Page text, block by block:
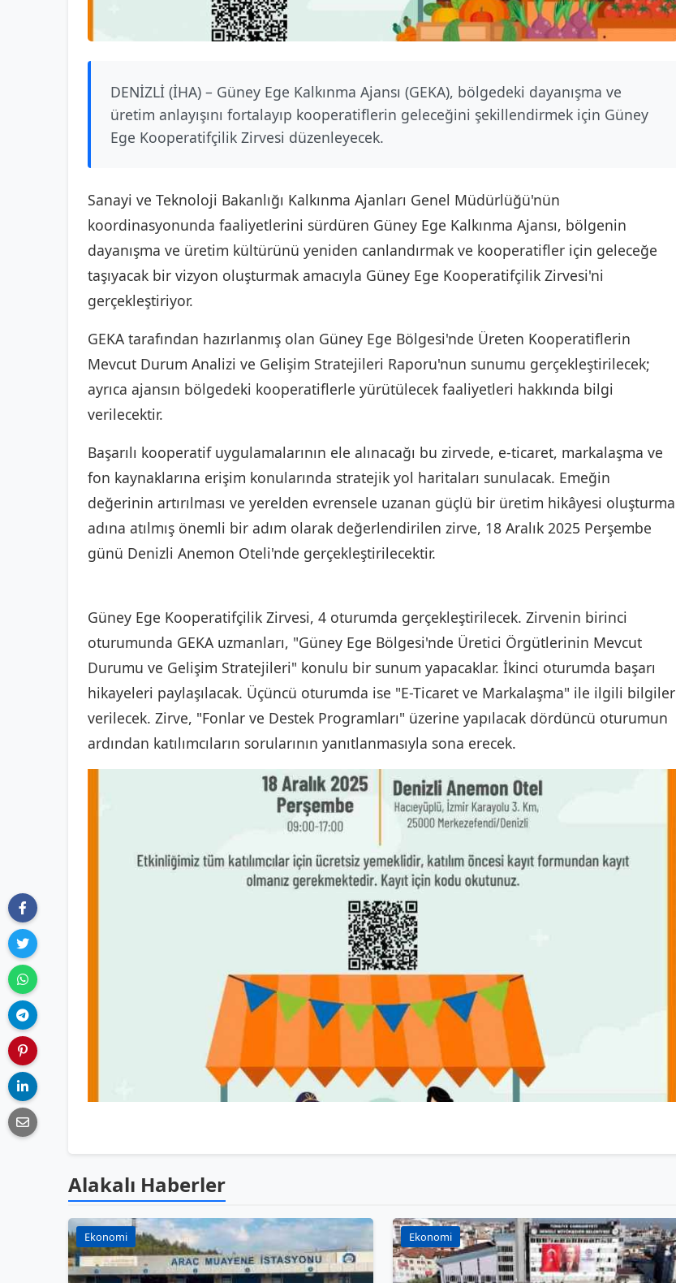
DENİZLİ (İHA) – Güney Ege Kalkınma Ajansı (GEKA), bölgedeki dayanışma ve
üretim anlayışını fortalayıp kooperatiflerin geleceğini şekillendirmek için Güney
Ege Kooperatifçilik Zirvesi düzenleyecek.
Sanayi ve Teknoloji Bakanlığı Kalkınma Ajanları Genel Müdürlüğü'nün
koordinasyonunda faaliyetlerini sürdüren Güney Ege Kalkınma Ajansı, bölgenin
dayanışma ve üretim kültürünü yeniden canlandırmak ve kooperatifler için geleceğe
taşıyacak bir vizyon oluşturmak amacıyla Güney Ege Kooperatifçilik Zirvesi'ni
gerçekleştiriyor.
GEKA tarafından hazırlanmış olan Güney Ege Bölgesi'nde Üreten Kooperatiflerin
Mevcut Durum Analizi ve Gelişim Stratejileri Raporu'nun sunumu gerçekleştirilecek;
ayrıca ajansın bölgedeki kooperatiflerle yürütülecek faaliyetleri hakkında bilgi
verilecektir.
Başarılı kooperatif uygulamalarının ele alınacağı bu zirvede, e-ticaret, markalaşma ve
fon kaynaklarına erişim konularında stratejik yol haritaları sunulacak. Emeğin
değerinin artırılması ve yerelden evrensele uzanan güçlü bir üretim hikâyesi oluşturma
adına atılmış önemli bir adım olarak değerlendirilen zirve, 18 Aralık 2025 Perşembe
günü Denizli Anemon Oteli'nde gerçekleştirilecektir.
Güney Ege Kooperatifçilik Zirvesi, 4 oturumda gerçekleştirilecek. Zirvenin birinci
oturumunda GEKA uzmanları, "Güney Ege Bölgesi'nde Üretici Örgütlerinin Mevcut
Durumu ve Gelişim Stratejileri" konulu bir sunum yapacaklar. İkinci oturumda başarı
hikayeleri paylaşılacak. Üçüncü oturumda ise "E-Ticaret ve Markalaşma" ile ilgili bilgiler
verilecek. Zirve, "Fonlar ve Destek Programları" üzerine yapılacak dördüncü oturumun
ardından katılımcıların sorularının yanıtlanmasıyla sona erecek.
Alakalı Haberler
Ekonomi Ekonomi